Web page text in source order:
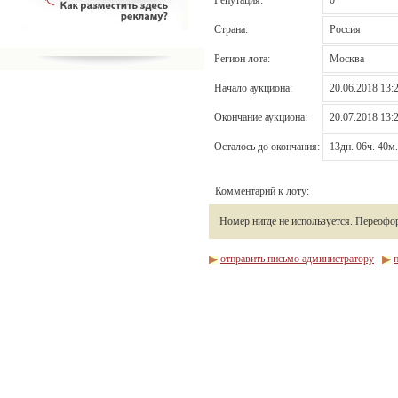
Страна: Россия
Регион лота: Москва
Начало аукциона: 20.06.2018
Окончание аукциона: 20.07.2018
Осталось до окончания: 13дн. 06ч. 40м.
Комментарий к лоту:
Номер нигде не используется.
отправить письмо администратору